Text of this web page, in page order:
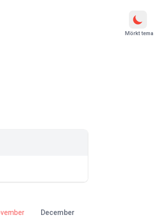
Mörkt tema
december